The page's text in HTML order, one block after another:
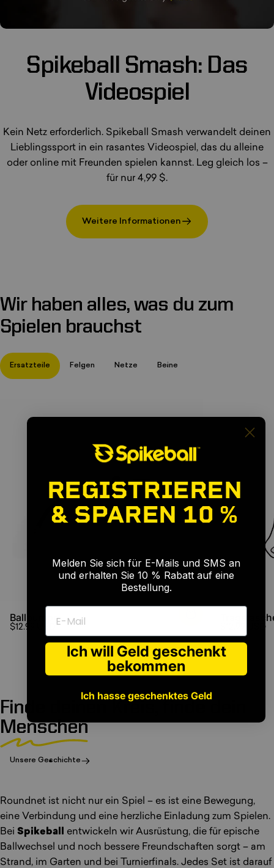
Spikeball Smash: Das
Videospiel
Kein Netz erforderlich. Spikeball Smash verwandelt deinen
Lieblingssport in ein rasantes Videospiel, das du alleine
oder online mit Freunden spielen kannst. Leg gleich los –
für nur 4,99 $.
Weitere Informationen
Wir haben alles, was du zum
Spielen brauchst
Ersatzteile Felgen Netze Beine
Ballpumpe
$12.99 USD $12.99 USD
Finde deinen Kreis, finde dein
Menschen
Unsere Geschichte
Roundnet ist nicht nur ein Spiel – es ist eine Bewegung,
eine Verbindung und eine herzliche Einladung zum Spielen.
Bei Spikeball
entwickeln wir Ausrüstung, die für epische
Ballwechsel und noch bessere Freundschaften sorgt – am
Strand, im Garten und bei Turnierfinals. Jedes Set ist darauf
REGISTRIEREN
& SPAREN 10 %
Melden Sie sich für E-Mails und SMS an
und erhalten Sie 10 % Rabatt auf eine
Bestellung.
E-Mail
Ich will Geld geschenkt
bekommen
Ich hasse geschenktes Geld